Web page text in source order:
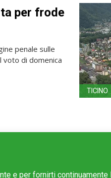
per frode
penale sulle
voto di domenica
TICINO
e per fornirti